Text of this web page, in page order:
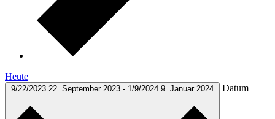
Heute
9/22/2023 22. September 2023 - 1/9/2024 9. Januar 2024 Datum